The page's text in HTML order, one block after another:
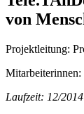
von
Projektleitung:
Mitarbeiterinnen:
Laufzeit: 12/